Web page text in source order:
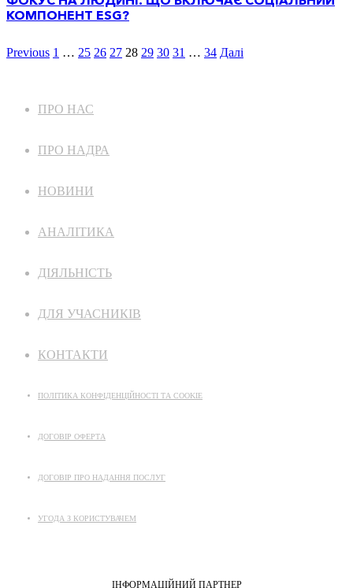
КОМПОНЕНТ ESG?
Previous 1 … 25 26 27 28 29 30 31 … 34 Далі
ПРО НАС
ПРО НАДРА
НОВИНИ
АНАЛІТИКА
ДІЯЛЬНІСТЬ
ДЛЯ УЧАСНИКІВ
КОНТАКТИ
ПОЛІТИКА КОНФІДЕНЦІЙНОСТІ ТА COOKIE
ДОГОВІР ОФЕРТА
ДОГОВІР ПРО НАДАННЯ ПОСЛУГ
УГОДА З КОРИСТУВАЧЕМ
ІНФОРМАЦІЙНИЙ ПАРТНЕР